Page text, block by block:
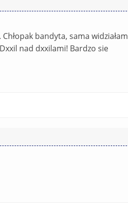
bandyta, sama widziałam
nad dxxilami! Bardzo sie